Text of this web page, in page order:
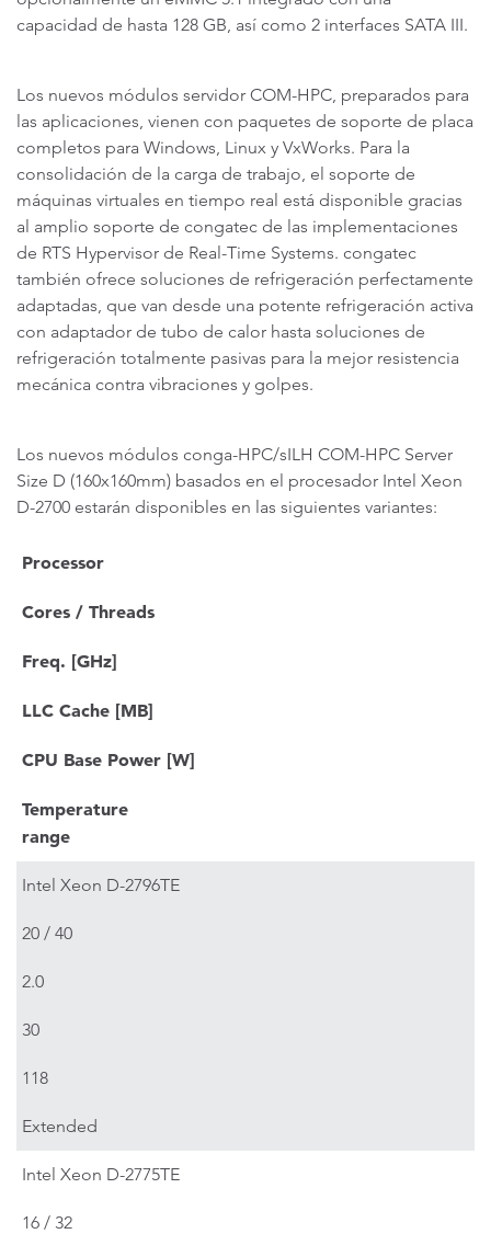
capacidad de hasta 128 GB, así como 2 interfaces SATA III.
Los nuevos módulos servidor COM-HPC, preparados para
las aplicaciones, vienen con paquetes de soporte de placa
completos para Windows, Linux y VxWorks. Para la
consolidación de la carga de trabajo, el soporte de
máquinas virtuales en tiempo real está disponible gracias
al amplio soporte de congatec de las implementaciones
de RTS Hypervisor de Real-Time Systems. congatec
también ofrece soluciones de refrigeración perfectamente
adaptadas, que van desde una potente refrigeración activa
con adaptador de tubo de calor hasta soluciones de
refrigeración totalmente pasivas para la mejor resistencia
mecánica contra vibraciones y golpes.
Los nuevos módulos conga-HPC/sILH COM-HPC Server
Size D (160x160mm) basados en el procesador Intel Xeon
D-2700 estarán disponibles en las siguientes variantes:
Processor
Cores / Threads
Freq. [GHz]
LLC Cache [MB]
CPU Base Power [W]
Temperature
range
Intel Xeon D-2796TE
20 / 40
2.0
30
118
Extended
Intel Xeon D-2775TE
16 / 32